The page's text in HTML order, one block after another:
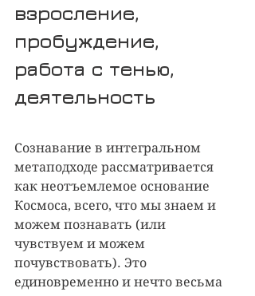
взросление,
пробуждение,
работа с тенью,
деятельность
Сознавание в интегральном
метаподходе рассматривается
как неотъемлемое основание
Космоса, всего, что мы знаем и
можем познавать (или
чувствуем и можем
почувствовать). Это
единовременно и нечто весьма